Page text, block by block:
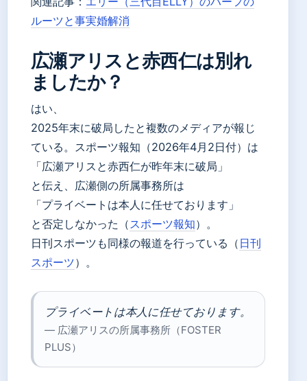
ルーツと事実婚解消
広瀬アリスと赤西仁は別れ
ましたか？
はい、
2025年末に破局したと複数のメディアが報じ
ている。スポーツ報知（2026年4月2日付）は
「広瀬アリスと赤西仁が昨年末に破局」
と伝え、広瀬側の所属事務所は
「プライベートは本人に任せております」
と否定しなかった（ スポーツ報知）。
日刊スポーツも同様の報道を行っている（ 日刊
スポーツ）。
プライベートは本人に任せております。
— 広瀬アリスの所属事務所（FOSTER
PLUS）